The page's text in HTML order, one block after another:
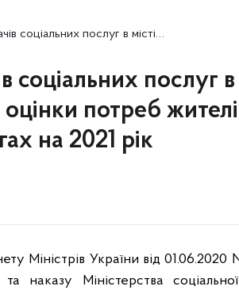
Розпочато процес оцінки потреб жителів міста Києва у соціальних послугах на 2021 рік
соціальних послуг в
потреб
на 2021 рік
Міністрів України від
наказу Міністерства